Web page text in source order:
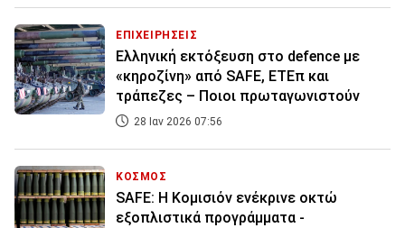
ΕΠΙΧΕΙΡΗΣΕΙΣ
Ελληνική εκτόξευση στο defence με
«κηροζίνη» από SAFE, ΕΤΕπ και
τράπεζες – Ποιοι πρωταγωνιστούν
28 Ιαν 2026 07:56
ΚΟΣΜΟΣ
SAFE: Η Κομισιόν ενέκρινε οκτώ
εξοπλιστικά προγράμματα -